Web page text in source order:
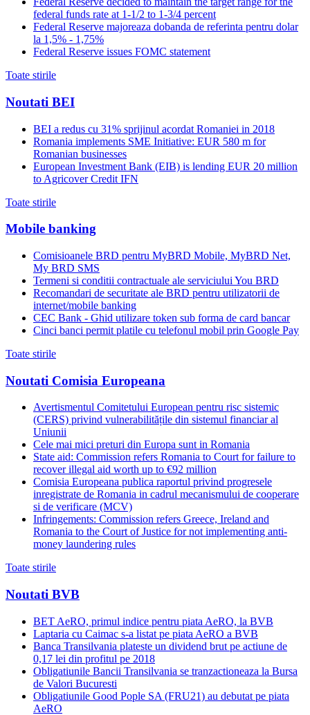
federal funds rate at 1-1/2 to 1-3/4 percent
Federal Reserve majoreaza dobanda de referinta pentru dolar
la 1,5% - 1,75%
Federal Reserve issues FOMC statement
Toate stirile
Noutati BEI
BEI a redus cu 31% sprijinul acordat Romaniei in 2018
Romania implements SME Initiative: EUR 580 m for
Romanian businesses
European Investment Bank (EIB) is lending EUR 20 million
to Agricover Credit IFN
Toate stirile
Mobile banking
Comisioanele BRD pentru MyBRD Mobile, MyBRD Net,
My BRD SMS
Termeni si conditii contractuale ale serviciului You BRD
Recomandari de securitate ale BRD pentru utilizatorii de
internet/mobile banking
CEC Bank - Ghid utilizare token sub forma de card bancar
Cinci banci permit platile cu telefonul mobil prin Google Pay
Toate stirile
Noutati Comisia Europeana
Avertismentul Comitetului European pentru risc sistemic
(CERS) privind vulnerabilitățile din sistemul financiar al
Uniunii
Cele mai mici preturi din Europa sunt in Romania
State aid: Commission refers Romania to Court for failure to
recover illegal aid worth up to €92 million
Comisia Europeana publica raportul privind progresele
inregistrate de Romania in cadrul mecanismului de cooperare
si de verificare (MCV)
Infringements: Commission refers Greece, Ireland and
Romania to the Court of Justice for not implementing anti-
money laundering rules
Toate stirile
Noutati BVB
BET AeRO, primul indice pentru piata AeRO, la BVB
Laptaria cu Caimac s-a listat pe piata AeRO a BVB
Banca Transilvania plateste un dividend brut pe actiune de
0,17 lei din profitul pe 2018
Obligatiunile Bancii Transilvania se tranzactioneaza la Bursa
de Valori Bucuresti
Obligatiunile Good Pople SA (FRU21) au debutat pe piata
AeRO